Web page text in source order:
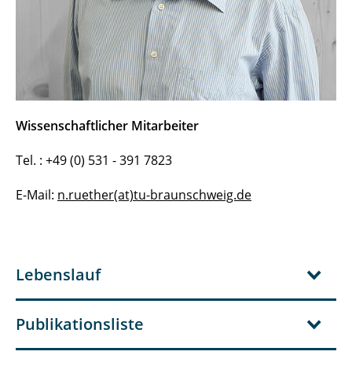
Wissenschaftlicher Mitarbeiter
Tel. : +49 (0) 531 - 391 7823
E-Mail: n.ruether(at)tu-braunschweig.de
Lebenslauf
Publikationsliste